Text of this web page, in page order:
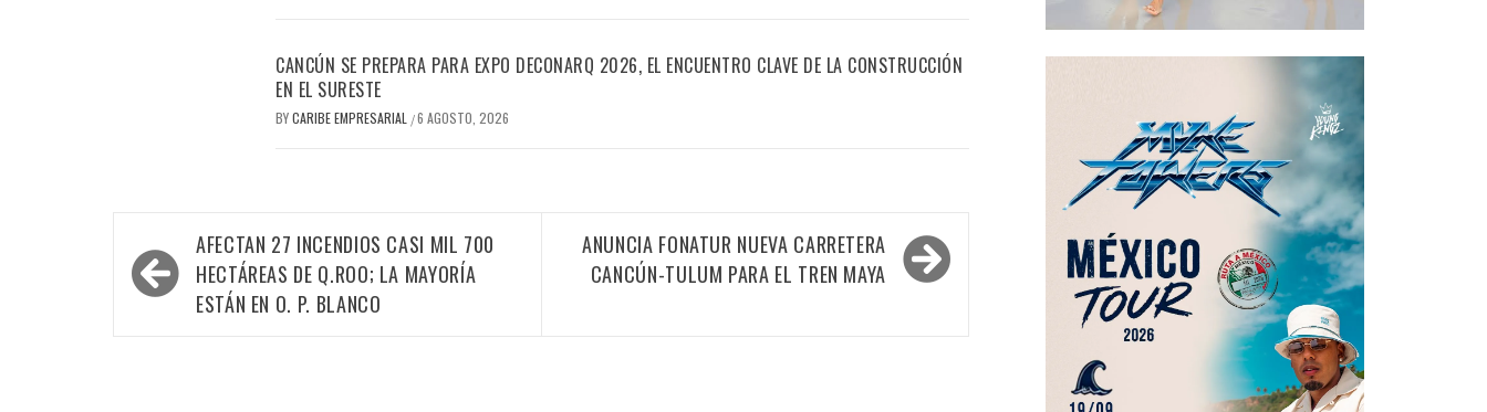
CANCÚN SE PREPARA PARA EXPO DECONARQ 2026, EL ENCUENTRO CLAVE DE LA CONSTRUCCIÓN
EN EL SURESTE
BYCARIBE EMPRESARIAL /6 AGOSTO, 2026
Navegación
de
entradas
AFECTAN 27 INCENDIOS CASI MIL 700
HECTÁREAS DE Q.ROO; LA MAYORÍA
ESTÁN EN O. P. BLANCO
ANUNCIA FONATUR NUEVA CARRETERA
CANCÚN-TULUM PARA EL TREN MAYA